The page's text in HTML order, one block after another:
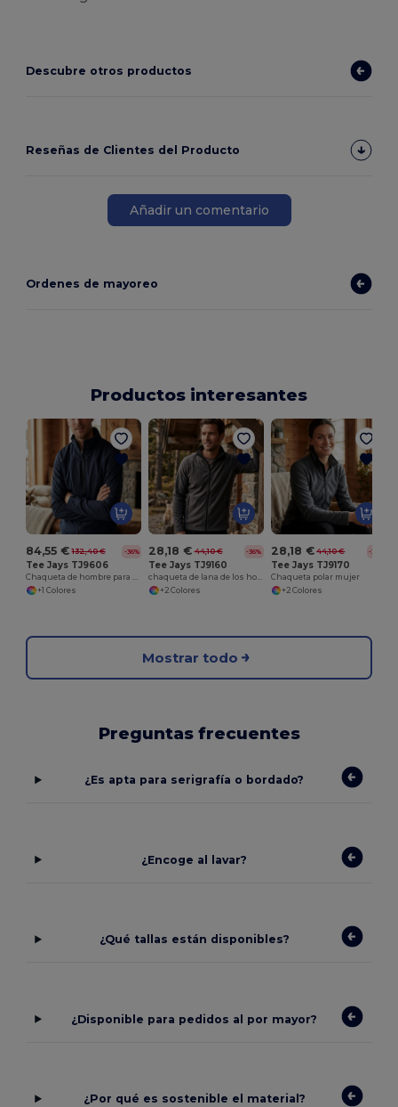
Descubre otros productos
Reseñas de Clientes del Producto
Añadir un comentario
Ordenes de mayoreo
Productos interesantes
84,55 € 132,40 € -36%
Tee Jays TJ9606
Chaqueta de hombre para todas las estaciones
+1 Colores
28,18 € 44,10 € -36%
Tee Jays TJ9160
chaqueta de lana de los hombres
+2 Colores
28,18 € 44,10 € -36%
Tee Jays TJ9170
Chaqueta polar mujer
+2 Colores
Mostrar todo
Preguntas frecuentes
¿Es apta para serigrafía o bordado?
¿Encoge al lavar?
¿Qué tallas están disponibles?
¿Disponible para pedidos al por mayor?
¿Por qué es sostenible el material?